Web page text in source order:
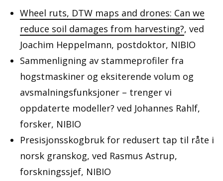
Wheel ruts, DTW maps and drones: Can we
reduce soil damages from harvesting?, ved
Joachim Heppelmann, postdoktor, NIBIO
Sammenligning av stammeprofiler fra
hogstmaskiner og eksiterende volum og
avsmalningsfunksjoner – trenger vi
oppdaterte modeller? ved Johannes Rahlf,
forsker, NIBIO
Presisjonsskogbruk for redusert tap til råte i
norsk granskog, ved Rasmus Astrup,
forskningssjef, NIBIO